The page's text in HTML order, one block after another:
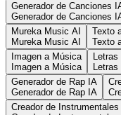
Generador de Canciones
Generador de Canciones
Mureka Music AI
Mureka Music AI
Texto
Texto
Imagen a Música
Imagen a Música
Generador de Rap IA
Generador de Rap IA
Creador de